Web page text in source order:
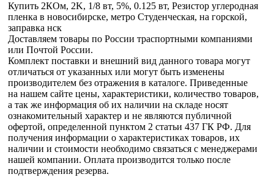
Купить 2КОм, 2K, 1/8 вт, 5%, 0.125 вт, Резистор углеродная
пленка в новосибирске, метро Студенческая, на горской,
заправка нск
Доставляем товары по России траспортными компаниями
или Почтой России.
Комплект поставки и внешний вид данного товара могут
отличаться от указанных или могут быть изменены
производителем без отражения в каталоге. Приведенные
на нашем сайте цены, характеристики, количество товаров,
а так же информация об их наличии на складе носят
ознакомительный характер и не являются публичной
офертой, определенной пунктом 2 статьи 437 ГК РФ. Для
получения информации о характеристиках товаров, их
наличии и стоимости необходимо связаться с менеджерами
нашей компании. Оплата производится только после
подтверждения резерва.